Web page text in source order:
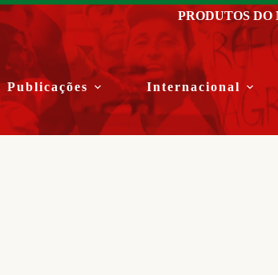
PRODUTOS DO
Publicações Internacional